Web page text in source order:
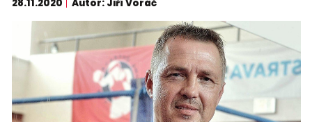
28.11.2020 Autor: Jiří Voráč